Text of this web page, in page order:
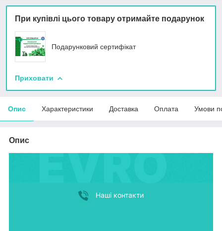
При купівлі цього товару отримайте подарунок
Подарунковий сертифікат
Приховати
Опис Характеристики Доставка Оплата Умови
Опис
Наші контакти